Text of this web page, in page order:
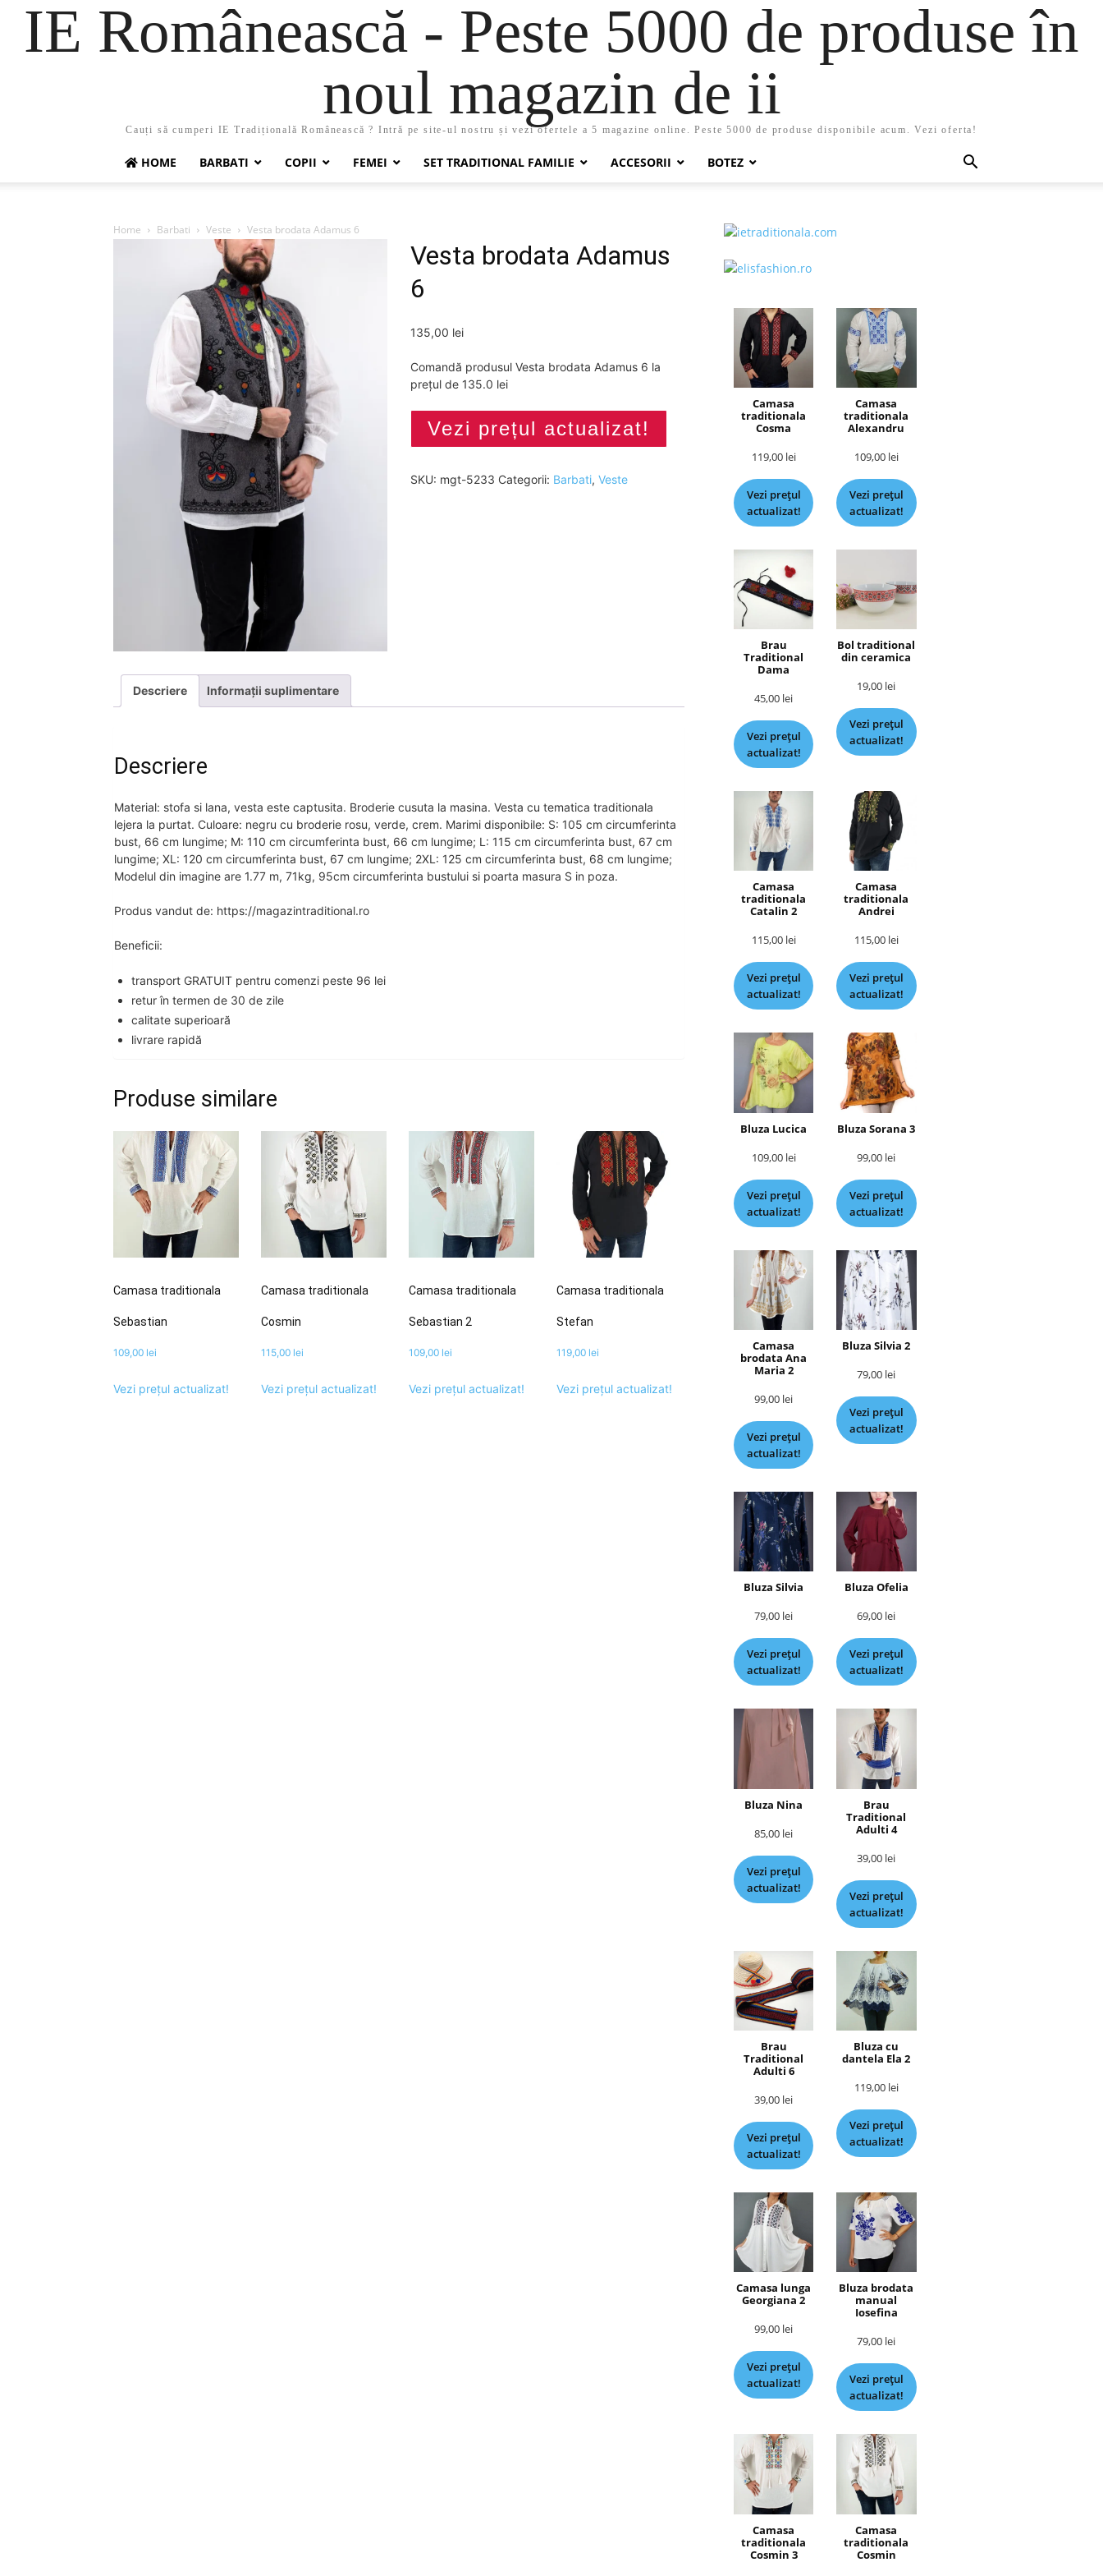
IE Românească - Peste 5000 de produse în
noul magazin de ii
Cauți să cumperi IE Tradițională Românească ? Intră pe site-ul nostru și vezi ofertele a 5 magazine online. Peste 5000 de produse disponibile acum. Vezi oferta!
HOME BARBATI COPII FEMEI SET TRADITIONAL FAMILIE ACCESORII BOTEZ
Home Barbati Veste Vesta brodata Adamus 6
Vesta brodata Adamus
6
135,00 lei
Comandă produsul Vesta brodata Adamus 6 la
prețul de 135.0 lei
Vezi prețul actualizat!
SKU: mgt-5233 Categorii: Barbati, Veste
Descriere Informații suplimentare
Descriere
Material: stofa si lana, vesta este captusita. Broderie cusuta la masina. Vesta cu tematica traditionala
lejera la purtat. Culoare: negru cu broderie rosu, verde, crem. Marimi disponibile: S: 105 cm circumferinta
bust, 66 cm lungime; M: 110 cm circumferinta bust, 66 cm lungime; L: 115 cm circumferinta bust, 67 cm
lungime; XL: 120 cm circumferinta bust, 67 cm lungime; 2XL: 125 cm circumferinta bust, 68 cm lungime;
Modelul din imagine are 1.77 m, 71kg, 95cm circumferinta bustului si poarta masura S in poza.
Produs vandut de: https://magazintraditional.ro
Beneficii:
transport GRATUIT pentru comenzi peste 96 lei
retur în termen de 30 de zile
calitate superioară
livrare rapidă
Produse similare
Camasa traditionala
Sebastian
109,00 lei
Vezi prețul actualizat!
Camasa traditionala
Cosmin
115,00 lei
Vezi prețul actualizat!
Camasa traditionala
Sebastian 2
109,00 lei
Vezi prețul actualizat!
Camasa traditionala
Stefan
119,00 lei
Vezi prețul actualizat!
Camasa
traditionala
Cosma
119,00 lei
Vezi prețul
actualizat!
Camasa
traditionala
Alexandru
109,00 lei
Vezi prețul
actualizat!
Brau
Traditional
Dama
45,00 lei
Vezi prețul
actualizat!
Bol traditional
din ceramica
19,00 lei
Vezi prețul
actualizat!
Camasa
traditionala
Catalin 2
115,00 lei
Vezi prețul
actualizat!
Camasa
traditionala
Andrei
115,00 lei
Vezi prețul
actualizat!
Bluza Lucica
109,00 lei
Vezi prețul
actualizat!
Bluza Sorana 3
99,00 lei
Vezi prețul
actualizat!
Camasa
brodata Ana
Maria 2
99,00 lei
Vezi prețul
actualizat!
Bluza Silvia 2
79,00 lei
Vezi prețul
actualizat!
Bluza Silvia
79,00 lei
Vezi prețul
actualizat!
Bluza Ofelia
69,00 lei
Vezi prețul
actualizat!
Bluza Nina
85,00 lei
Vezi prețul
actualizat!
Brau
Traditional
Adulti 4
39,00 lei
Vezi prețul
actualizat!
Brau
Traditional
Adulti 6
39,00 lei
Vezi prețul
actualizat!
Bluza cu
dantela Ela 2
119,00 lei
Vezi prețul
actualizat!
Camasa lunga
Georgiana 2
99,00 lei
Vezi prețul
actualizat!
Bluza brodata
manual
Iosefina
79,00 lei
Vezi prețul
actualizat!
Camasa
traditionala
Cosmin 3
Camasa
traditionala
Cosmin